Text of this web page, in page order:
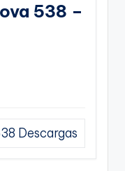
538 –
Descargas